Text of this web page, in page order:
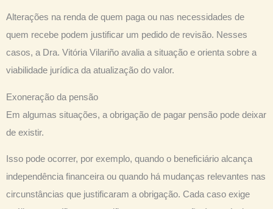
Alterações na renda de quem paga ou nas necessidades de
quem recebe podem justificar um pedido de revisão. Nesses
casos, a Dra. Vitória Vilariño avalia a situação e orienta sobre a
viabilidade jurídica da atualização do valor.
Exoneração da pensão
Em algumas situações, a obrigação de pagar pensão pode deixar
de existir.
Isso pode ocorrer, por exemplo, quando o beneficiário alcança
independência financeira ou quando há mudanças relevantes nas
circunstâncias que justificaram a obrigação. Cada caso exige